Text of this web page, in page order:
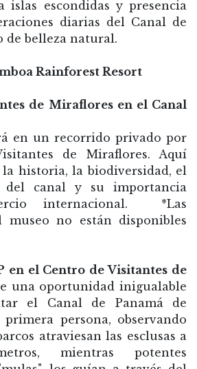
islas escondidas y presencia
diarias del Canal de
de belleza natural.
Rainforest Resort
de Miraflores en el Canal
en un recorrido privado por
de Miraflores. Aquí
la historia, la biodiversidad, el
del canal y su importancia
internacional. *Las
museo no están disponibles
en el Centro de Visitantes de
una oportunidad inigualable
el Canal de Panamá de
primera persona, observando
atraviesan las esclusas a
mientras potentes